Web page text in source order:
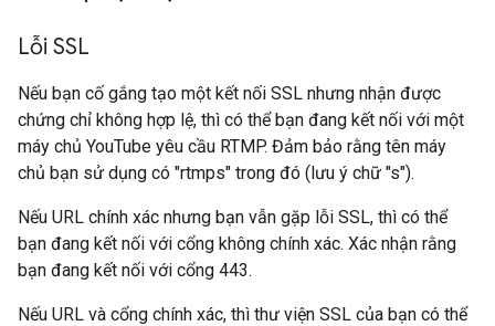
Lỗi SSL
Nếu bạn cố gắng tạo một kết nối SSL nhưng nhận được
chứng chỉ không hợp lệ, thì có thể bạn đang kết nối với một
máy chủ YouTube yêu cầu RTMP. Đảm bảo rằng tên máy
chủ bạn sử dụng có "rtmps" trong đó (lưu ý chữ "s").
Nếu URL chính xác nhưng bạn vẫn gặp lỗi SSL, thì có thể
bạn đang kết nối với cổng không chính xác. Xác nhận rằng
bạn đang kết nối với cổng 443.
Nếu URL và cổng chính xác, thì thư viện SSL của bạn có thể